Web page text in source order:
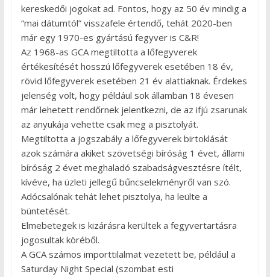
kereskedői jogokat ad. Fontos, hogy az 50 év mindig a
“mai dátumtól” visszafele értendő, tehát 2020-ben
már egy 1970-es gyártású fegyver is C&R!
Az 1968-as GCA megtiltotta a lőfegyverek
értékesítését hosszú lőfegyverek esetében 18 év,
rövid lőfegyverek esetében 21 év alattiaknak. Érdekes
jelenség volt, hogy például sok államban 18 évesen
már lehetett rendőrnek jelentkezni, de az ifjú zsarunak
az anyukája vehette csak meg a pisztolyát.
Megtiltotta a jogszabály a lőfegyverek birtoklását
azok számára akiket szövetségi bíróság 1 évet, állami
bíróság 2 évet meghaladó szabadságvesztésre ítélt,
kívéve, ha üzleti jellegű bűncselekményről van szó.
Adócsalónak tehát lehet pisztolya, ha leülte a
büntetését.
Elmebetegek is kizárásra kerültek a fegyvertartásra
jogosultak köréből.
A GCA számos importtilalmat vezetett be, például a
Saturday Night Special (szombat esti